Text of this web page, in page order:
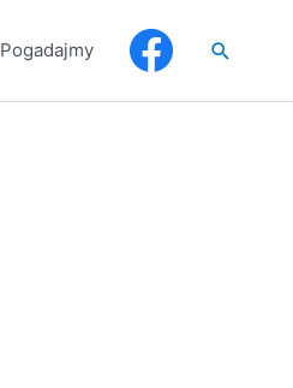
Pogadajmy Szukaj